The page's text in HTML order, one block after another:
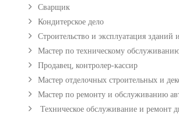
Сварщик
Кондитерское дело
Строительство и эксплуатация зданий
Мастер по техническому
Продавец, контролер-кассир
Мастер отделочных строительных и
Мастер по ремонту и обслуживанию
Техническое обслуживание и ремонт